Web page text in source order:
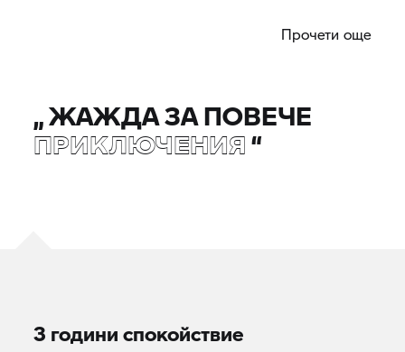
Прочети още
„ЖАЖДА ЗА ПОВЕЧЕ
ПРИКЛЮЧЕНИЯ“
3 години спокойствие